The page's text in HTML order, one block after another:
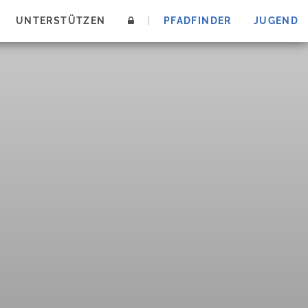
UNTERSTÜTZEN PFADFINDER JUGEND